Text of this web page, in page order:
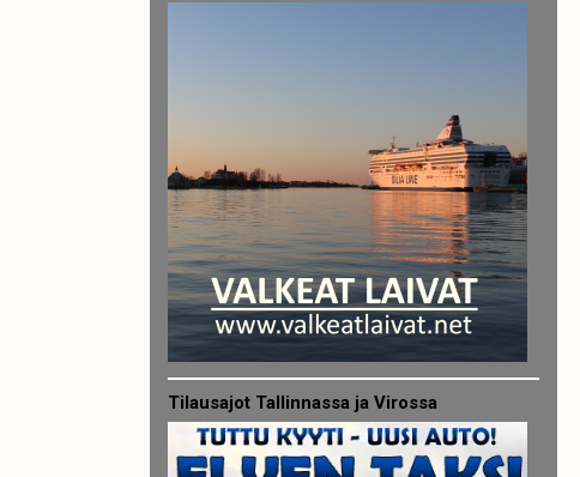
Tilausajot Tallinnassa ja Virossa